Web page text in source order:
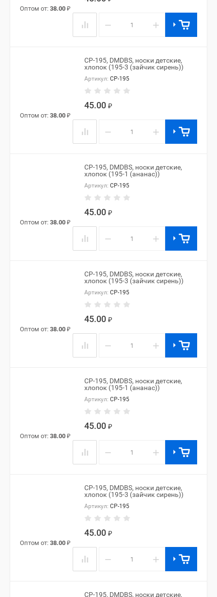
Оптом от: 38.00 ₽
− +
CP-195, DMDBS, носки детские,
хлопок (195-3 (зайчик сирень))
Артикул: CP-195
45.00 ₽
Оптом от: 38.00 ₽
− +
CP-195, DMDBS, носки детские,
хлопок (195-1 (ананас))
Артикул: CP-195
45.00 ₽
Оптом от: 38.00 ₽
− +
CP-195, DMDBS, носки детские,
хлопок (195-3 (зайчик сирень))
Артикул: CP-195
45.00 ₽
Оптом от: 38.00 ₽
− +
CP-195, DMDBS, носки детские,
хлопок (195-1 (ананас))
Артикул: CP-195
45.00 ₽
Оптом от: 38.00 ₽
− +
CP-195, DMDBS, носки детские,
хлопок (195-3 (зайчик сирень))
Артикул: CP-195
45.00 ₽
Оптом от: 38.00 ₽
− +
CP-195, DMDBS, носки детские,